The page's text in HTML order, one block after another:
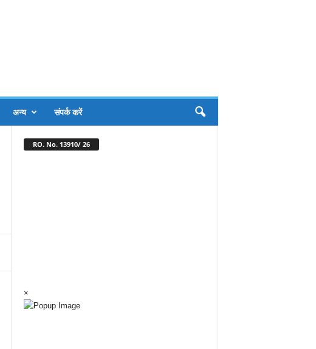
अन्य संपर्क करें
RO. No. 13910/ 26
×